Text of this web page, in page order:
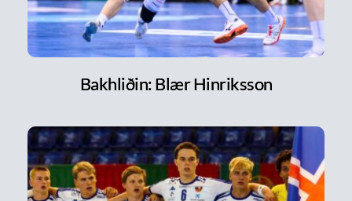
Bakhliðin: Blær Hinriksson